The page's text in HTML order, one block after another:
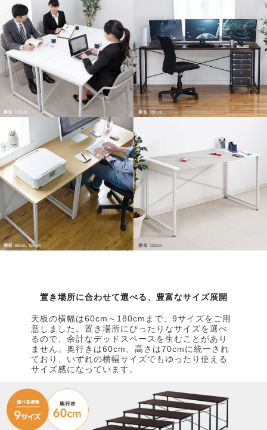
置き場所に合わせて選べる、豊富なサイズ展開
天板の横幅は60cm～180cmまで、9サイズをご用
意しました。置き場所にぴったりなサイズを選べ
るので、余計なデッドスペースを生むことがあり
ません。奥行きは60cm、高さは70cmに統一され
ており、いずれの横幅サイズでもゆったり使える
サイズ感になっています。